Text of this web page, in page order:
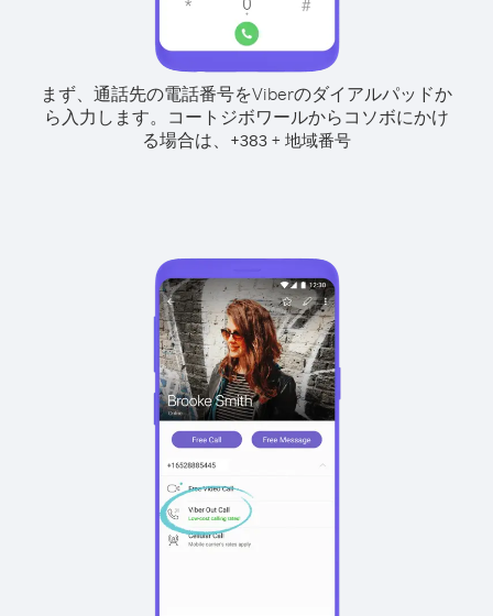
まず、通話先の電話番号をViberのダイアルパッドか
ら入力します。 コートジボワールからコソボにかけ
る場合は、 +383 + 地域番号